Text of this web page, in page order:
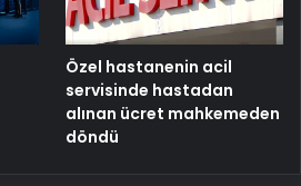
Özel hastanenin acil
servisinde hastadan
alınan ücret mahkemeden
döndü